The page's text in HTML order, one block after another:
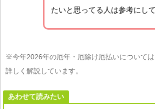
たいと思ってる人は参考にして
※今年2026年の厄年・厄除け厄払いについて
詳しく解説しています。
あわせて読みたい